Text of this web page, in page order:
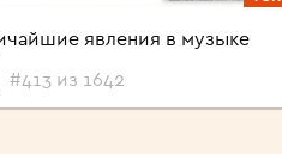
явления в музыке
#413 из 1642